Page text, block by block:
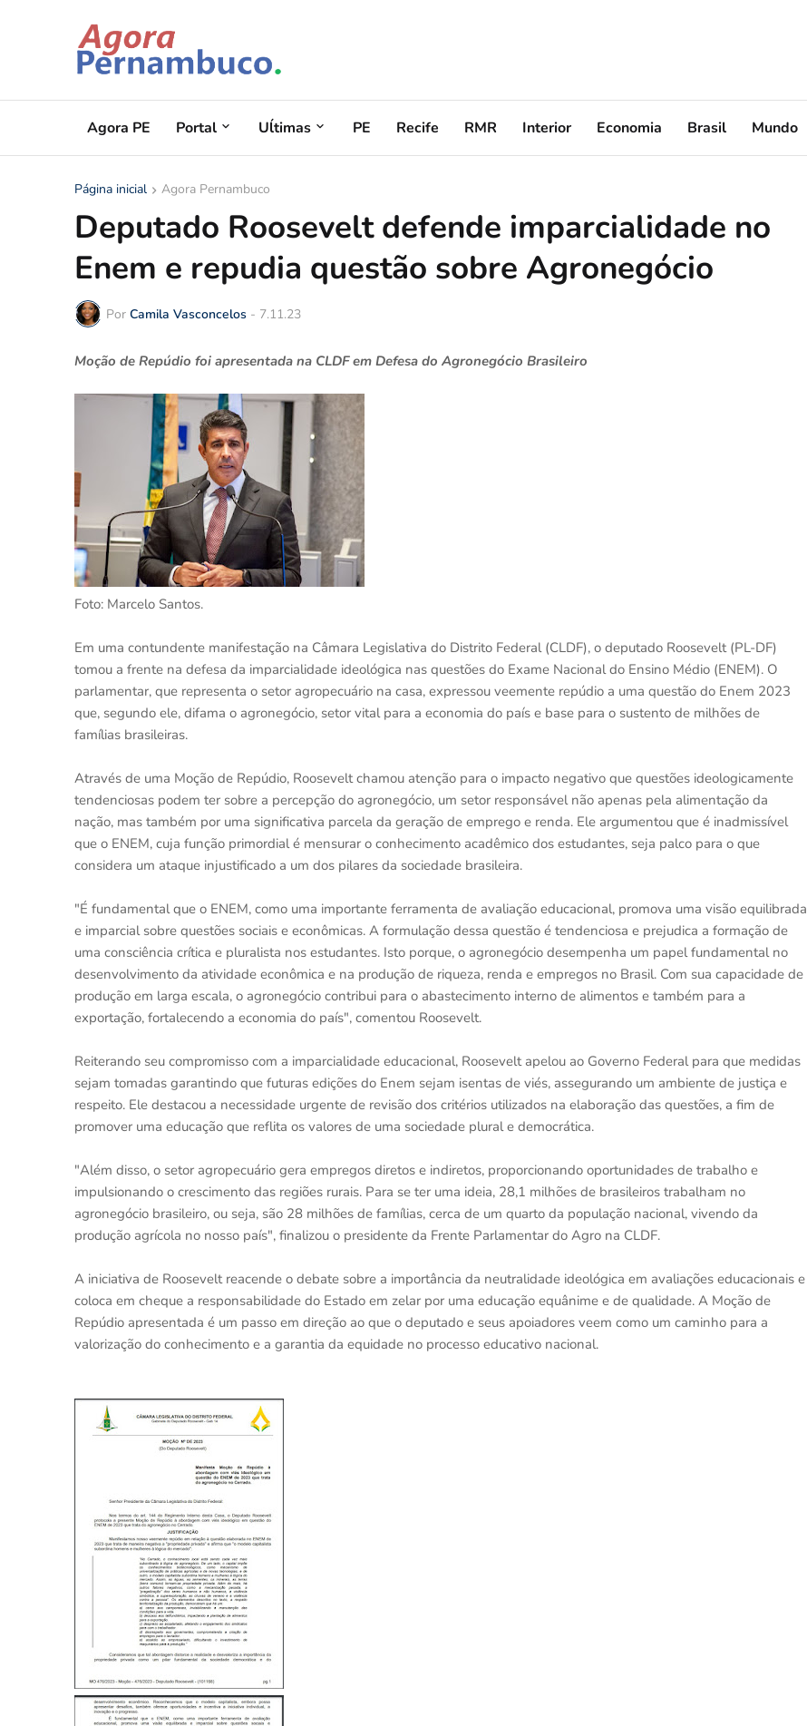
Agora PE Portal Uĺtimas PE Recife RMR Interior Economia Brasil Mundo
Página inicial Agora Pernambuco
Deputado Roosevelt defende imparcialidade no
Enem e repudia questão sobre Agronegócio
Por Camila Vasconcelos - 7.11.23
Moção de Repúdio foi apresentada na CLDF em Defesa do Agronegócio Brasileiro
Foto: Marcelo Santos.
Em uma contundente manifestação na Câmara Legislativa do Distrito Federal (CLDF), o deputado Roosevelt (PL-DF)
tomou a frente na defesa da imparcialidade ideológica nas questões do Exame Nacional do Ensino Médio (ENEM). O
parlamentar, que representa o setor agropecuário na casa, expressou veemente repúdio a uma questão do Enem 2023
que, segundo ele, difama o agronegócio, setor vital para a economia do país e base para o sustento de milhões de
famílias brasileiras.
Através de uma Moção de Repúdio, Roosevelt chamou atenção para o impacto negativo que questões ideologicamente
tendenciosas podem ter sobre a percepção do agronegócio, um setor responsável não apenas pela alimentação da
nação, mas também por uma significativa parcela da geração de emprego e renda. Ele argumentou que é inadmissível
que o ENEM, cuja função primordial é mensurar o conhecimento acadêmico dos estudantes, seja palco para o que
considera um ataque injustificado a um dos pilares da sociedade brasileira.
"É fundamental que o ENEM, como uma importante ferramenta de avaliação educacional, promova uma visão equilibrada
e imparcial sobre questões sociais e econômicas. A formulação dessa questão é tendenciosa e prejudica a formação de
uma consciência crítica e pluralista nos estudantes. Isto porque, o agronegócio desempenha um papel fundamental no
desenvolvimento da atividade econômica e na produção de riqueza, renda e empregos no Brasil. Com sua capacidade de
produção em larga escala, o agronegócio contribui para o abastecimento interno de alimentos e também para a
exportação, fortalecendo a economia do país", comentou Roosevelt.
Reiterando seu compromisso com a imparcialidade educacional, Roosevelt apelou ao Governo Federal para que medidas
sejam tomadas garantindo que futuras edições do Enem sejam isentas de viés, assegurando um ambiente de justiça e
respeito. Ele destacou a necessidade urgente de revisão dos critérios utilizados na elaboração das questões, a fim de
promover uma educação que reflita os valores de uma sociedade plural e democrática.
"Além disso, o setor agropecuário gera empregos diretos e indiretos, proporcionando oportunidades de trabalho e
impulsionando o crescimento das regiões rurais. Para se ter uma ideia, 28,1 milhões de brasileiros trabalham no
agronegócio brasileiro, ou seja, são 28 milhões de famílias, cerca de um quarto da população nacional, vivendo da
produção agrícola no nosso país", finalizou o presidente da Frente Parlamentar do Agro na CLDF.
A iniciativa de Roosevelt reacende o debate sobre a importância da neutralidade ideológica em avaliações educacionais e
coloca em cheque a responsabilidade do Estado em zelar por uma educação equânime e de qualidade. A Moção de
Repúdio apresentada é um passo em direção ao que o deputado e seus apoiadores veem como um caminho para a
valorização do conhecimento e a garantia da equidade no processo educativo nacional.